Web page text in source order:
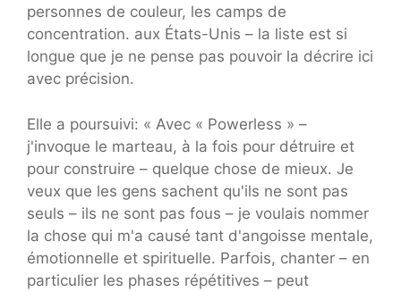
personnes de couleur, les camps de
concentration. aux États-Unis – la liste est si
longue que je ne pense pas pouvoir la décrire ici
avec précision.
Elle a poursuivi: « Avec « Powerless » –
j'invoque le marteau, à la fois pour détruire et
pour construire – quelque chose de mieux. Je
veux que les gens sachent qu'ils ne sont pas
seuls – ils ne sont pas fous – je voulais nommer
la chose qui m'a causé tant d'angoisse mentale,
émotionnelle et spirituelle. Parfois, chanter – en
particulier les phases répétitives – peut